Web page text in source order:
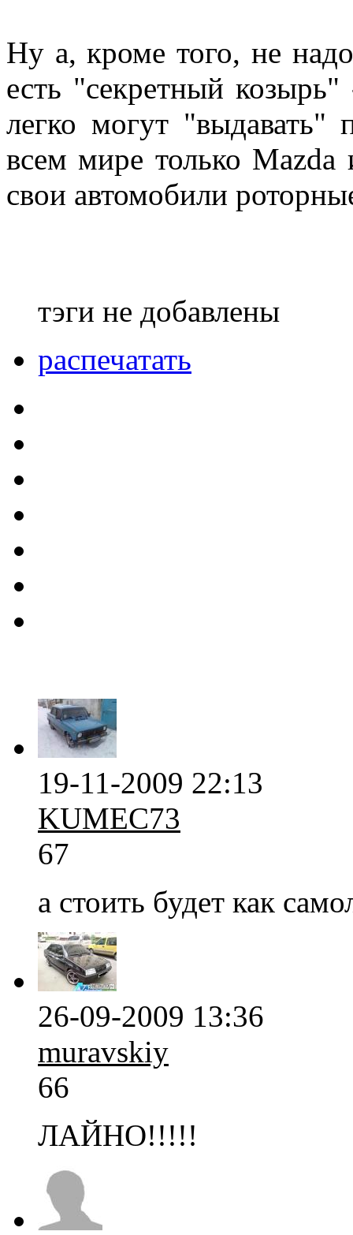
Ну а, кроме того, не
есть "секретный
легко могут "выдавать"
всем мире только
свои автомобили
тэги не добавлены
распечатать
19-11-2009 22:13
KUMEC73
67
а стоить будет как
26-09-2009 13:36
muravskiy
66
ЛАЙНО!!!!!